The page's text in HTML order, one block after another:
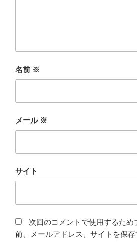
名前 ※
メール ※
サイト
次回のコメントで使用するため
前、メールアドレス、サイトを保存